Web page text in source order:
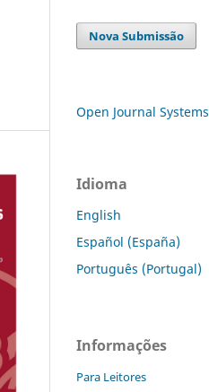
Nova Submissão
Open Journal Systems
Idioma
English
Español (España)
Português (Portugal)
Informações
Para Leitores